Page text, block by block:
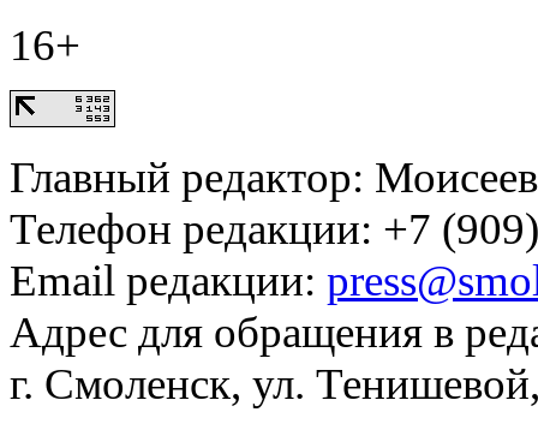
16+
Главный редактор:
Телефон редакции: +7
Email редакции:
Адрес для обращения в
г. Смоленск, ул.